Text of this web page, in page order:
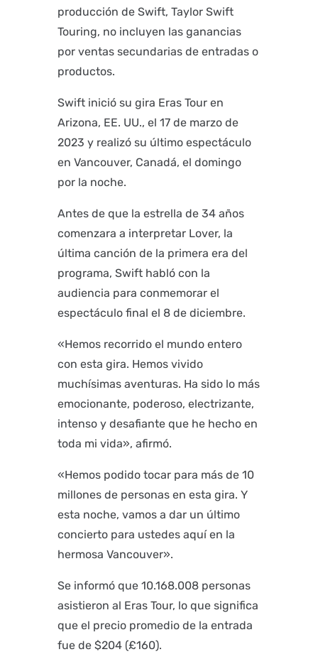
producción de Swift, Taylor Swift
Touring, no incluyen las ganancias
por ventas secundarias de entradas o
productos.
Swift inició su gira Eras Tour en
Arizona, EE. UU., el 17 de marzo de
2023 y realizó su último espectáculo
en Vancouver, Canadá, el domingo
por la noche.
Antes de que la estrella de 34 años
comenzara a interpretar Lover, la
última canción de la primera era del
programa, Swift habló con la
audiencia para conmemorar el
espectáculo final el 8 de diciembre.
«Hemos recorrido el mundo entero
con esta gira. Hemos vivido
muchísimas aventuras. Ha sido lo más
emocionante, poderoso, electrizante,
intenso y desafiante que he hecho en
toda mi vida», afirmó.
«Hemos podido tocar para más de 10
millones de personas en esta gira. Y
esta noche, vamos a dar un último
concierto para ustedes aquí en la
hermosa Vancouver».
Se informó que 10.168.008 personas
asistieron al Eras Tour, lo que significa
que el precio promedio de la entrada
fue de $204 (£160).